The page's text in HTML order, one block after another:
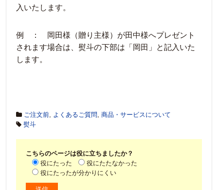
入いたします。
例 ： 岡田様（贈り主様）が田中様へプレゼント
されます場合は、熨斗の下部は「岡田」と記入いた
します。
ご注文前, よくあるご質問, 商品・サービスについて
熨斗
こちらのページは役に立ちましたか？
役にたった
役にたたなかった
役にたったが分かりにくい